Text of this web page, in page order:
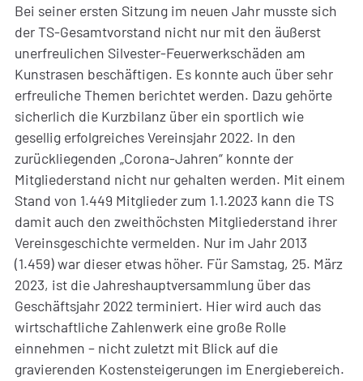
Bei seiner ersten Sitzung im neuen Jahr musste sich
der TS-Gesamtvorstand nicht nur mit den äußerst
unerfreulichen Silvester-Feuerwerkschäden am
Kunstrasen beschäftigen. Es konnte auch über sehr
erfreuliche Themen berichtet werden. Dazu gehörte
sicherlich die Kurzbilanz über ein sportlich wie
gesellig erfolgreiches Vereinsjahr 2022. In den
zurückliegenden „Corona-Jahren“ konnte der
Mitgliederstand nicht nur gehalten werden. Mit einem
Stand von 1.449 Mitglieder zum 1.1.2023 kann die TS
damit auch den zweithöchsten Mitgliederstand ihrer
Vereinsgeschichte vermelden. Nur im Jahr 2013
(1.459) war dieser etwas höher. Für Samstag, 25. März
2023, ist die Jahreshauptversammlung über das
Geschäftsjahr 2022 terminiert. Hier wird auch das
wirtschaftliche Zahlenwerk eine große Rolle
einnehmen – nicht zuletzt mit Blick auf die
gravierenden Kostensteigerungen im Energiebereich.